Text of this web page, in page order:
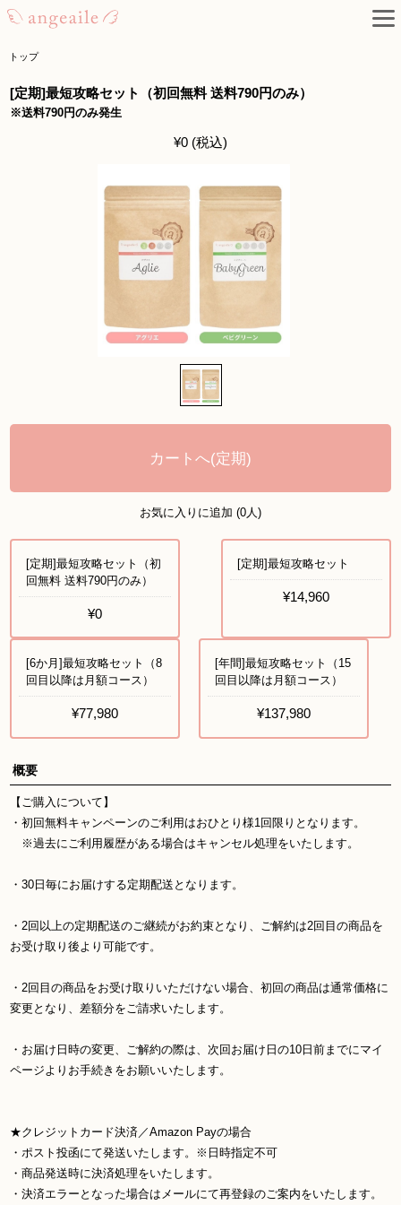
トップ
[定期]最短攻略セット（初回無料 送料790円のみ）
※送料790円のみ発生
¥0 (税込)
カートへ(定期)
お気に入りに追加 (0人)
[定期]最短攻略セット（初
回無料 送料790円のみ）
¥0
[定期]最短攻略セット
¥14,960
[6か月]最短攻略セット（8
回目以降は月額コース）
¥77,980
[年間]最短攻略セット（15
回目以降は月額コース）
¥137,980
概要
【ご購入について】
・初回無料キャンペーンのご利用はおひとり様1回限りとなります。
※過去にご利用履歴がある場合はキャンセル処理をいたします。
・30日毎にお届けする定期配送となります。
・2回以上の定期配送のご継続がお約束となり、ご解約は2回目の商品を
お受け取り後より可能です。
・2回目の商品をお受け取りいただけない場合、初回の商品は通常価格に
変更となり、差額分をご請求いたします。
・お届け日時の変更、ご解約の際は、次回お届け日の10日前までにマイ
ページよりお手続きをお願いいたします。
★クレジットカード決済／Amazon Payの場合
・ポスト投函にて発送いたします。※日時指定不可
・商品発送時に決済処理をいたします。
・決済エラーとなった場合はメールにて再登録のご案内をいたします。